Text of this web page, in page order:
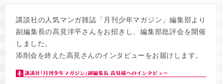
講談社の人気マンガ雑誌「月刊少年マガジン」編集部より
副編集長の高見洋平さんをお招きし、編集部批評会を開催
しました。
添削会を終えた高見さんのインタビューをお届けします。